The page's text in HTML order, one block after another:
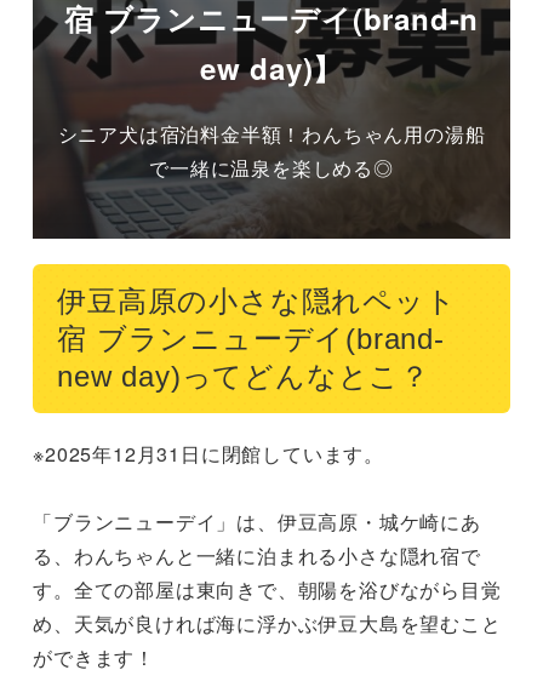
宿 ブランニューデイ(brand-n
ew day)】
シニア犬は宿泊料金半額！わんちゃん用の湯船
で一緒に温泉を楽しめる◎
伊豆高原の小さな隠れペット
宿 ブランニューデイ(brand-
new day)ってどんなとこ？
※2025年12月31日に閉館しています。
「ブランニューデイ」は、伊豆高原・城ケ崎にあ
る、わんちゃんと一緒に泊まれる小さな隠れ宿で
す。全ての部屋は東向きで、朝陽を浴びながら目覚
め、天気が良ければ海に浮かぶ伊豆大島を望むこと
ができます！